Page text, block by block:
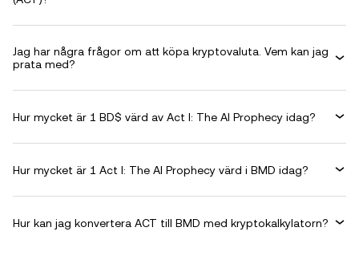
Jag har några frågor om att köpa kryptovaluta. Vem kan jag
prata med?
Hur mycket är 1 BD$ värd av Act I: The AI Prophecy idag?
Hur mycket är 1 Act I: The AI Prophecy värd i BMD idag?
Hur kan jag konvertera ACT till BMD med kryptokalkylatorn?